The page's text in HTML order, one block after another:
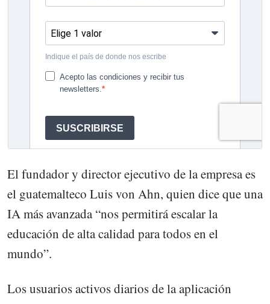
El fundador y director ejecutivo de la empresa es
el guatemalteco Luis von Ahn, quien dice que una
IA más avanzada “nos permitirá escalar la
educación de alta calidad para todos en el
mundo”.
Los usuarios activos diarios de la aplicación